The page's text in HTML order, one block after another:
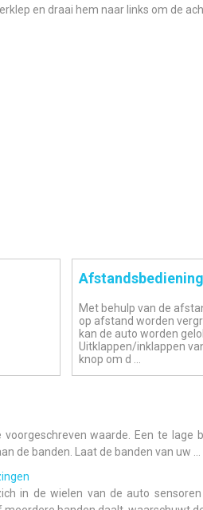
en draai hem naar links om de
Afstandsbediening
Met behulp van de
op afstand worden
kan de auto worden
Uitklappen/inklappen
knop om d ...
waarde. Een te lage
de banden. Laat de banden van uw ...
in de wielen van de auto